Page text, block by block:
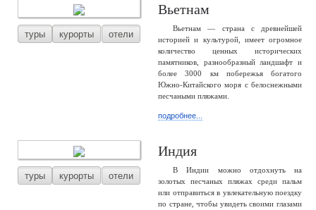
туры курорты отели
Вьетнам
Вьетнам — страна с древнейшей
историей и культурой, имеет огромное
количество ценных исторических
памятников, разнообразный ландшафт и
более 3000 км побережья богатого
Южно-Китайского моря с белоснежными
песчаными пляжами.
подробнее...
туры курорты отели
Индия
В Индии можно отдохнуть на
золотых песчаных пляжах среди пальм
или отправиться в увлекательную поездку
по стране, чтобы увидеть своими глазами